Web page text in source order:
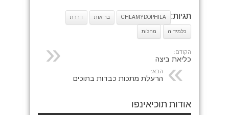
תגיות: CHLAMYDOPHILA בריאות דררת
כלמידיה מחלות
הקודם:
כליאת ביצה
הבא:
הרעלת מתכות כבדות בתוכים
אודות תוכיאינפו